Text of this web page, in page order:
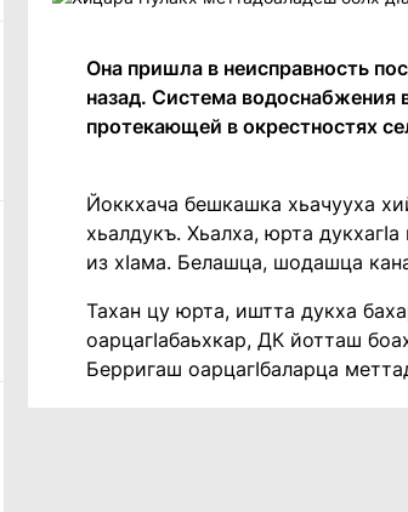
Она пришла в неисправность
назад. Система водоснабжения
протекающей в окрестностях
Йоккхача бешкашка хьачууха
хьалдукъ. Хьалха, юрта
из хIама. Белашца, шодашца
Тахан цу юрта, иштта дукха
оарцагIабаьхкар, ДК йотташ
Берригаш оарцагIбаларца